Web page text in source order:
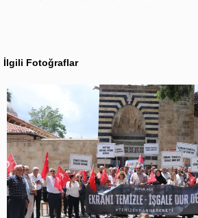
İlgili Fotoğraflar